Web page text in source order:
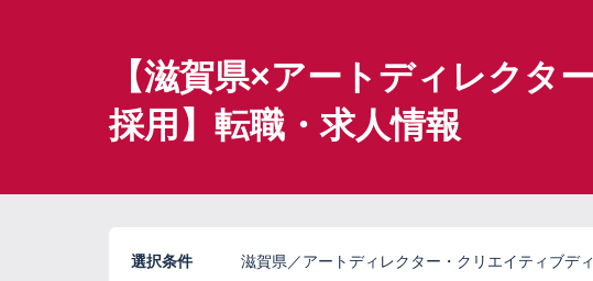
【滋賀県×アートディレクタ
採用】転職・求人情報
選択条件 滋賀県／アートディレクター・クリエイティブデ